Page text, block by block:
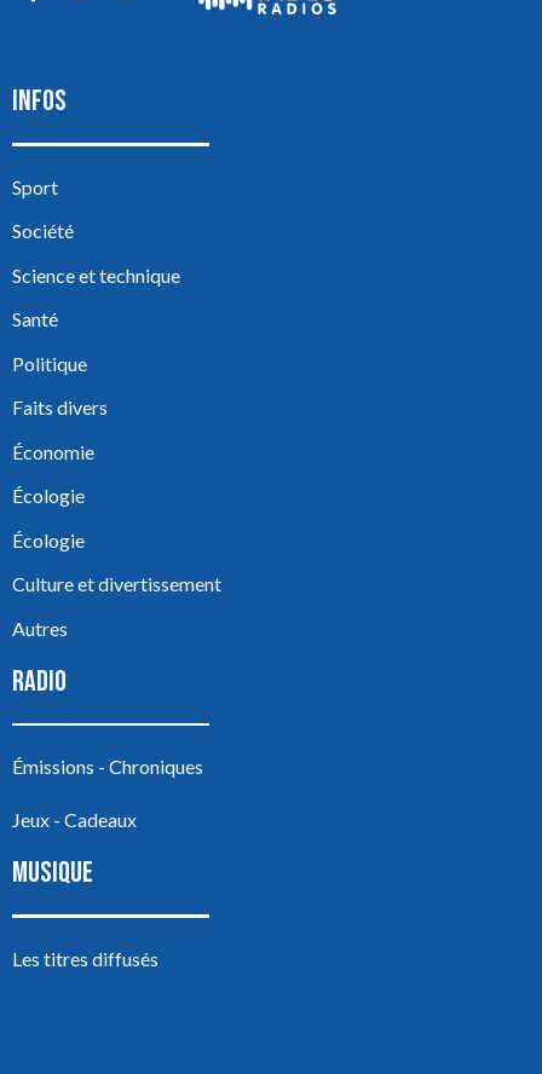
INFOS
Sport
Société
Science et technique
Santé
Politique
Faits divers
Économie
Écologie
Écologie
Culture et divertissement
Autres
RADIO
Émissions - Chroniques
Jeux - Cadeaux
MUSIQUE
Les titres diffusés